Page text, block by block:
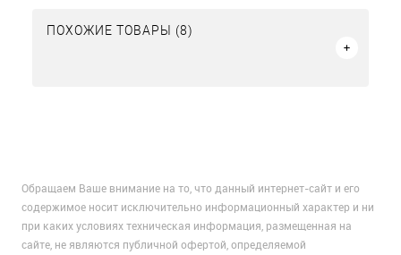
ПОХОЖИЕ ТОВАРЫ (8)
Обращаем Ваше внимание на то, что данный интернет-сайт и его
содержимое носит исключительно информационный характер и ни
при каких условиях техническая информация, размещенная на
сайте, не являются публичной офертой, определяемой